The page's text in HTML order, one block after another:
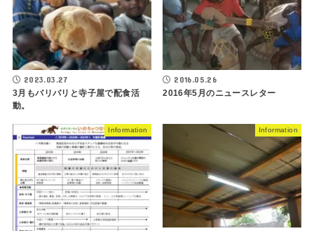
2023.03.27
3月もバリバリと寺子屋で配食活
動。
2016.05.26
2016年5月のニュースレター
Information Information